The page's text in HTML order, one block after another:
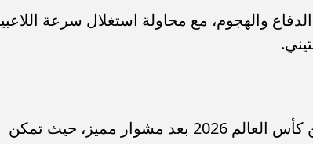
والهجوم، مع محاولة استغلال سرعة
نجح منتخب مصر في الوصول إلى دور الـ16 من كأس العالم 2026 بعد مشوار مميز، حيث تمكن